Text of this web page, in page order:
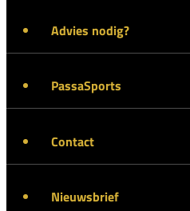
Advies nodig?
PassaSports
Contact
Nieuwsbrief